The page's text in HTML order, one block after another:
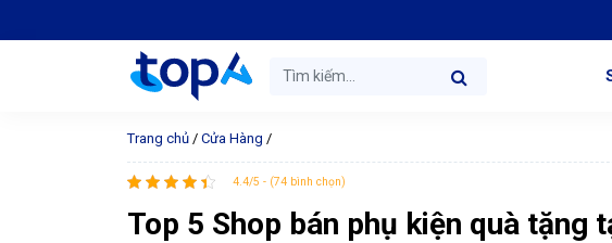
Trang chủ / Cửa Hàng /
4.4/5 - (74 bình chọn)
Top 5 Shop bán phụ kiện quà tặng